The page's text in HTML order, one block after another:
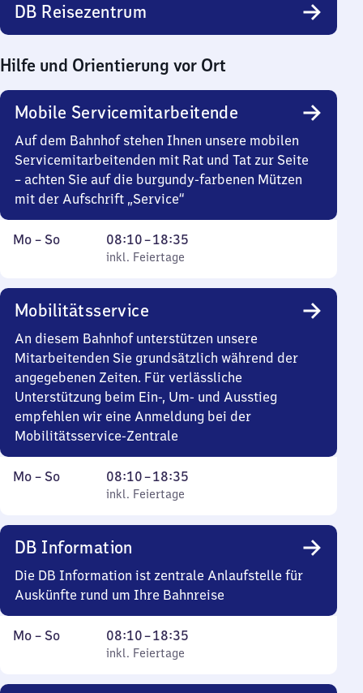
DB Reisezentrum
Hilfe und Orientierung vor Ort
Mobile Servicemitarbeitende
Auf dem Bahnhof stehen Ihnen unsere mobilen
Servicemitarbeitenden mit Rat und Tat zur Seite
– achten Sie auf die burgundy-farbenen Mützen
mit der Aufschrift „Service“
Montag
Mo – So,
inkl. Feiertage
08:10–18:35
Von
8
bis
18
Uhr
35
inkl. Feiertage
Mobilitätsservice
An diesem Bahnhof unterstützen unsere
Mitarbeitenden Sie grundsätzlich während der
angegebenen Zeiten. Für verlässliche
Unterstützung beim Ein-, Um- und Ausstieg
empfehlen wir eine Anmeldung bei der
Mobilitätsservice-Zentrale
Montag
Mo – So,
inkl. Feiertage
08:10–18:35
Von
8
bis
18
Uhr
35
inkl. Feiertage
DB Information
Die DB Information ist zentrale Anlaufstelle für
Auskünfte rund um Ihre Bahnreise
Montag
Mo – So,
inkl. Feiertage
08:10–18:35
Von
8
inkl. Feiertage